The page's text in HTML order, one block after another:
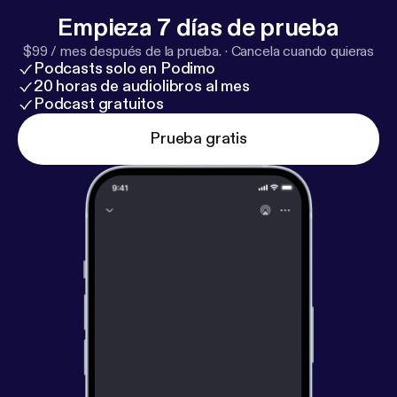
pregunta, sin prejuicios y con ganas de entender
qué es lo que realmente nos pasa.
Empieza 7 días de prueba
$99 / mes después de la prueba. · Cancela cuando quieras
Podcasts solo en Podimo
20 horas de audiolibros al mes
Podcast gratuitos
Prueba gratis